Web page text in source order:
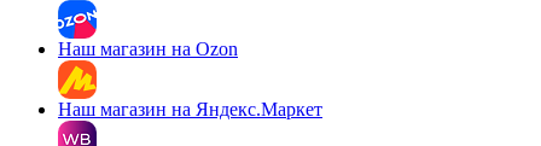
Наш магазин на Ozon
Наш магазин на Яндекс.Маркет